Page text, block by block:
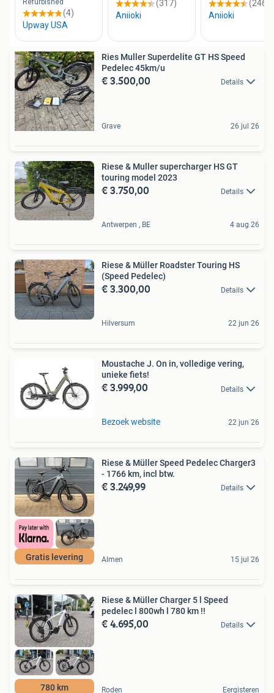
Ries Muller Superdelite GT HS Speed
Pedelec 45km/u
€ 3.500,00 Details
Grave 26 jul 26
Riese & Muller supercharger HS GT
touring model 2023
€ 3.750,00 Details
Antwerpen , BE 4 aug 26
Riese & Müller Roadster Touring HS
(Speed Pedelec)
€ 3.300,00 Details
Hilversum 22 jun 26
Moustache J. On in, volledige vering,
unieke fiets!
€ 3.999,00 Details
Bezoek website 22 jun 26
Gratis levering
Riese & Müller Speed Pedelec Charger3
- 1766 km, incl btw.
€ 3.249,99 Details
Almen 15 jul 26
780 km
Riese & Müller Charger 5 l Speed
pedelec l 800wh l 780 km !!
€ 4.695,00 Details
Roden Eergisteren